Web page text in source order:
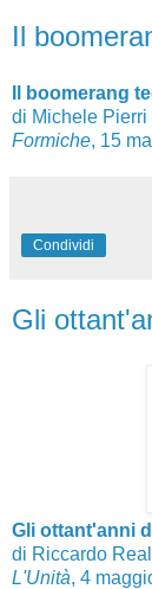
Il
Il boomerang
di Michele Pierri
Formiche, 15
Condividi
Gli
Gli ottant'anni
di Riccardo
L'Unità, 4